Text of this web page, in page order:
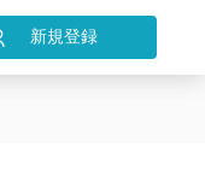
新規登録